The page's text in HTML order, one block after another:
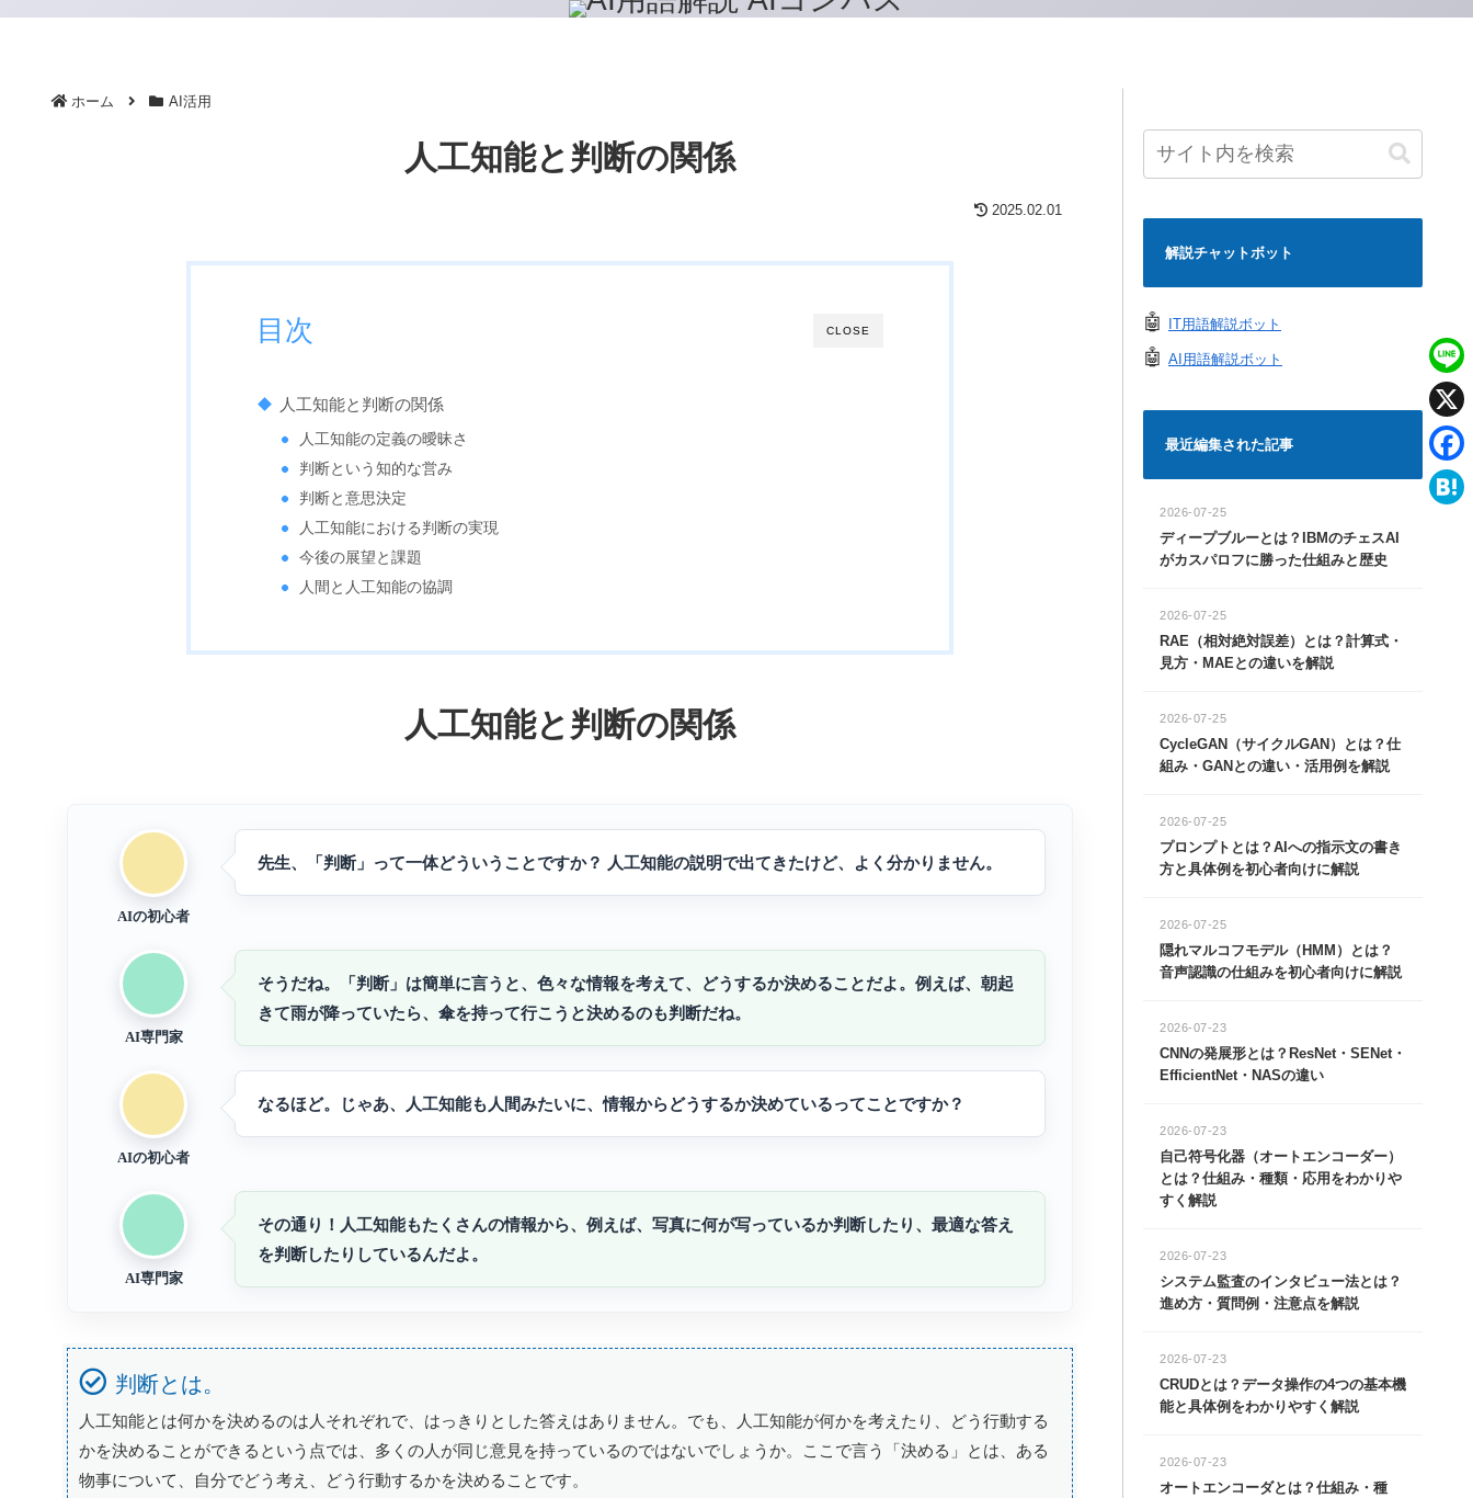
ホーム AI活用
人工知能と判断の関係
2025.02.01
CLOSE
目次
人工知能と判断の関係
人工知能の定義の曖昧さ
判断という知的な営み
判断と意思決定
人工知能における判断の実現
今後の展望と課題
人間と人工知能の協調
人工知能と判断の関係
AIの初心者
先生、「判断」って一体どういうことですか？ 人工知能の説明で出てきたけど、よく分かりません。
AI専門家
そうだね。「判断」は簡単に言うと、色々な情報を考えて、どうするか決めることだよ。例えば、朝起
きて雨が降っていたら、傘を持って行こうと決めるのも判断だね。
AIの初心者
なるほど。じゃあ、人工知能も人間みたいに、情報からどうするか決めているってことですか？
AI専門家
その通り！人工知能もたくさんの情報から、例えば、写真に何が写っているか判断したり、最適な答え
を判断したりしているんだよ。
判断とは。
人工知能とは何かを決めるのは人それぞれで、はっきりとした答えはありません。でも、人工知能が何かを考えたり、どう行動する
かを決めることができるという点では、多くの人が同じ意見を持っているのではないでしょうか。ここで言う「決める」とは、ある
物事について、自分でどう考え、どう行動するかを決めることです。
解説チャットボット
🤖 IT用語解説ボット
🤖 AI用語解説ボット
最近編集された記事
ディープブルーとは？IBMのチェスAI
がカスパロフに勝った仕組みと歴史
2026-07-25
RAE（相対絶対誤差）とは？計算式・
見方・MAEとの違いを解説
2026-07-25
CycleGAN（サイクルGAN）とは？仕
組み・GANとの違い・活用例を解説
2026-07-25
プロンプトとは？AIへの指示文の書き
方と具体例を初心者向けに解説
2026-07-25
隠れマルコフモデル（HMM）とは？
音声認識の仕組みを初心者向けに解説
2026-07-25
CNNの発展形とは？ResNet・SENet・
EfficientNet・NASの違い
2026-07-23
自己符号化器（オートエンコーダー）
とは？仕組み・種類・応用をわかりや
すく解説
2026-07-23
システム監査のインタビュー法とは？
進め方・質問例・注意点を解説
2026-07-23
CRUDとは？データ操作の4つの基本機
能と具体例をわかりやすく解説
2026-07-23
オートエンコーダとは？仕組み・種
2026-07-23
L
n
e
X
F